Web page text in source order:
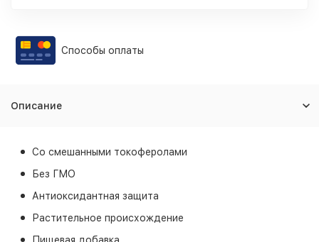
Способы оплаты
Описание
Со смешанными токоферолами
Без ГМО
Антиоксидантная защита
Растительное происхождение